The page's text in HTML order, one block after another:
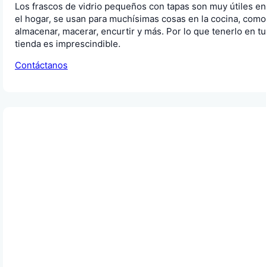
Los frascos de vidrio pequeños con tapas son muy útiles en
el hogar, se usan para muchísimas cosas en la cocina, como
almacenar, macerar, encurtir y más. Por lo que tenerlo en tu
tienda es imprescindible.
Contáctanos